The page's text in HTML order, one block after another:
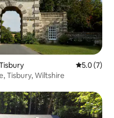
Ukadiriaji
5.0 (7)
Tisbury, Wiltshire